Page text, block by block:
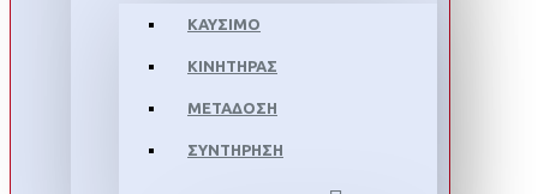
ΚΑΥΣΙΜΟ
ΚΙΝΗΤΗΡΑΣ
ΜΕΤΑΔΟΣΗ
ΣΥΝΤΗΡΗΣΗ